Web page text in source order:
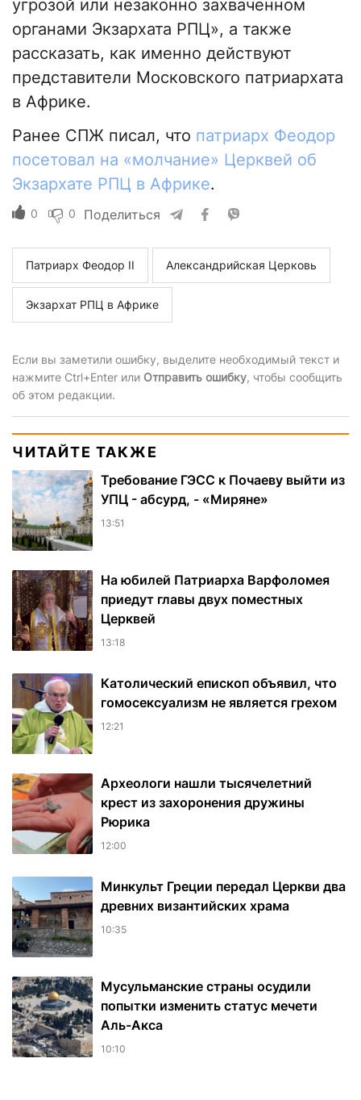
угрозой или незаконно захваченном
органами Экзархата РПЦ», а также
рассказать, как именно действуют
представители Московского патриархата
в Африке.
Ранее СПЖ писал, что патриарх Феодор
посетовал на «молчание» Церквей об
Экзархате РПЦ в Африке.
0 0 Поделиться
Патриарх Феодор II Александрийская Церковь
Экзархат РПЦ в Африке
Если вы заметили ошибку, выделите необходимый текст и
нажмите Ctrl+Enter или Отправить ошибку, чтобы сообщить
об этом редакции.
ЧИТАЙТЕ ТАКЖЕ
Требование ГЭСС к Почаеву выйти из
УПЦ - абсурд, - «Миряне»
13:51
На юбилей Патриарха Варфоломея
приедут главы двух поместных
Церквей
13:18
Католический епископ объявил, что
гомосексуализм не является грехом
12:21
Археологи нашли тысячелетний
крест из захоронения дружины
Рюрика
12:00
Минкульт Греции передал Церкви два
древних византийских храма
10:35
Мусульманские страны осудили
попытки изменить статус мечети
Аль-Акса
10:10